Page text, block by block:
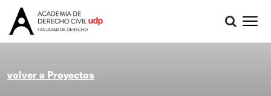
volver a Proyectos